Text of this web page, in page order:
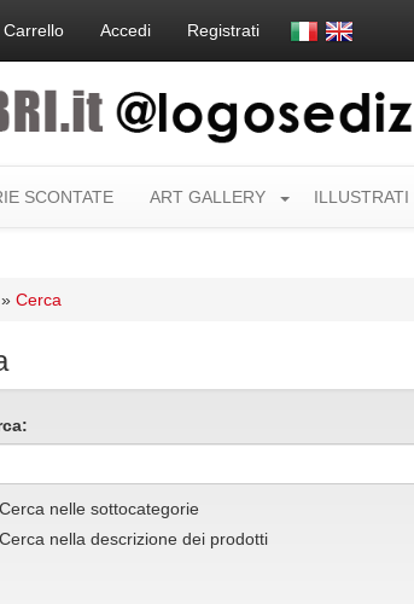
Carrello Accedi Registrati
SCONTATE ART GALLERY ILLUSTRATI
» Cerca
Cerca nelle sottocategorie
Cerca nella descrizione dei prodotti